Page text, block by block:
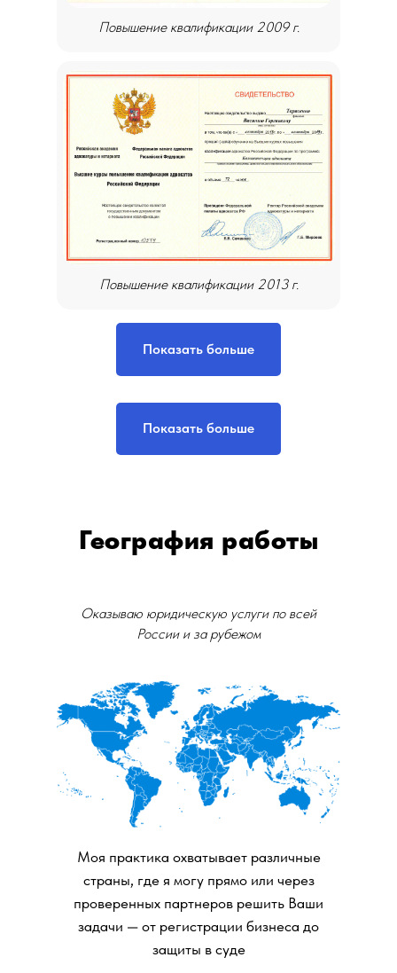
Повышение квалификации 2009 г.
Повышение квалификации 2013 г.
Показать больше
Повышение квалификации
Повышение квалификации
Показать больше
Повышение квалификации
Оказываю юридическую услуги по всей
России и за рубежом
География работы
Моя практика охватывает различные
страны, где я могу прямо или через
проверенных партнеров решить Ваши
задачи — от регистрации бизнеса до
защиты в суде